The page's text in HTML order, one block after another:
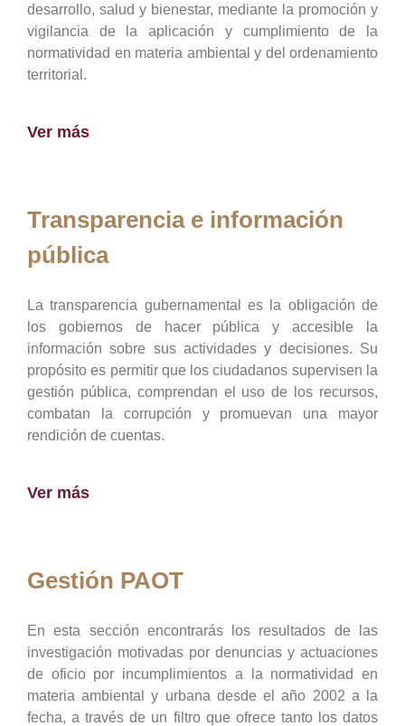
desarrollo, salud y bienestar, mediante la promoción y
vigilancia de la aplicación y cumplimiento de la
normatividad en materia ambiental y del ordenamiento
territorial.
Ver más
Transparencia e información
pública
La transparencia gubernamental es la obligación de
los gobiernos de hacer pública y accesible la
información sobre sus actividades y decisiones. Su
propósito es permitir que los ciudadanos supervisen la
gestión pública, comprendan el uso de los recursos,
combatan la corrupción y promuevan una mayor
rendición de cuentas.
Ver más
Gestión PAOT
En esta sección encontrarás los resultados de las
investigación motivadas por denuncias y actuaciones
de oficio por incumplimientos a la normatividad en
materia ambiental y urbana desde el año 2002 a la
fecha, a través de un filtro que ofrece tanto los datos